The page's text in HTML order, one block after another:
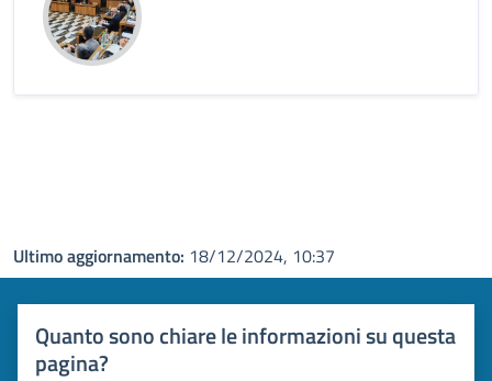
Ultimo aggiornamento: 18/12/2024, 10:37
Quanto sono chiare le informazioni su questa
pagina?